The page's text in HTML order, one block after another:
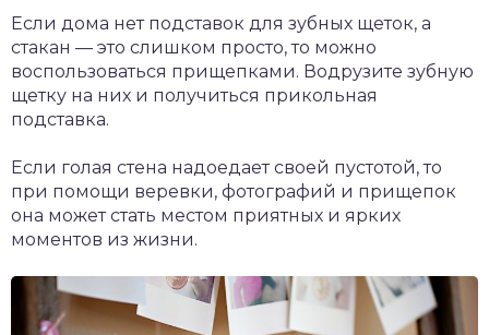
Если дома нет подставок для зубных щеток, а
стакан — это слишком просто, то можно
воспользоваться прищепками. Водрузите зубную
щетку на них и получиться прикольная
подставка.
Если голая стена надоедает своей пустотой, то
при помощи веревки, фотографий и прищепок
она может стать местом приятных и ярких
моментов из жизни.